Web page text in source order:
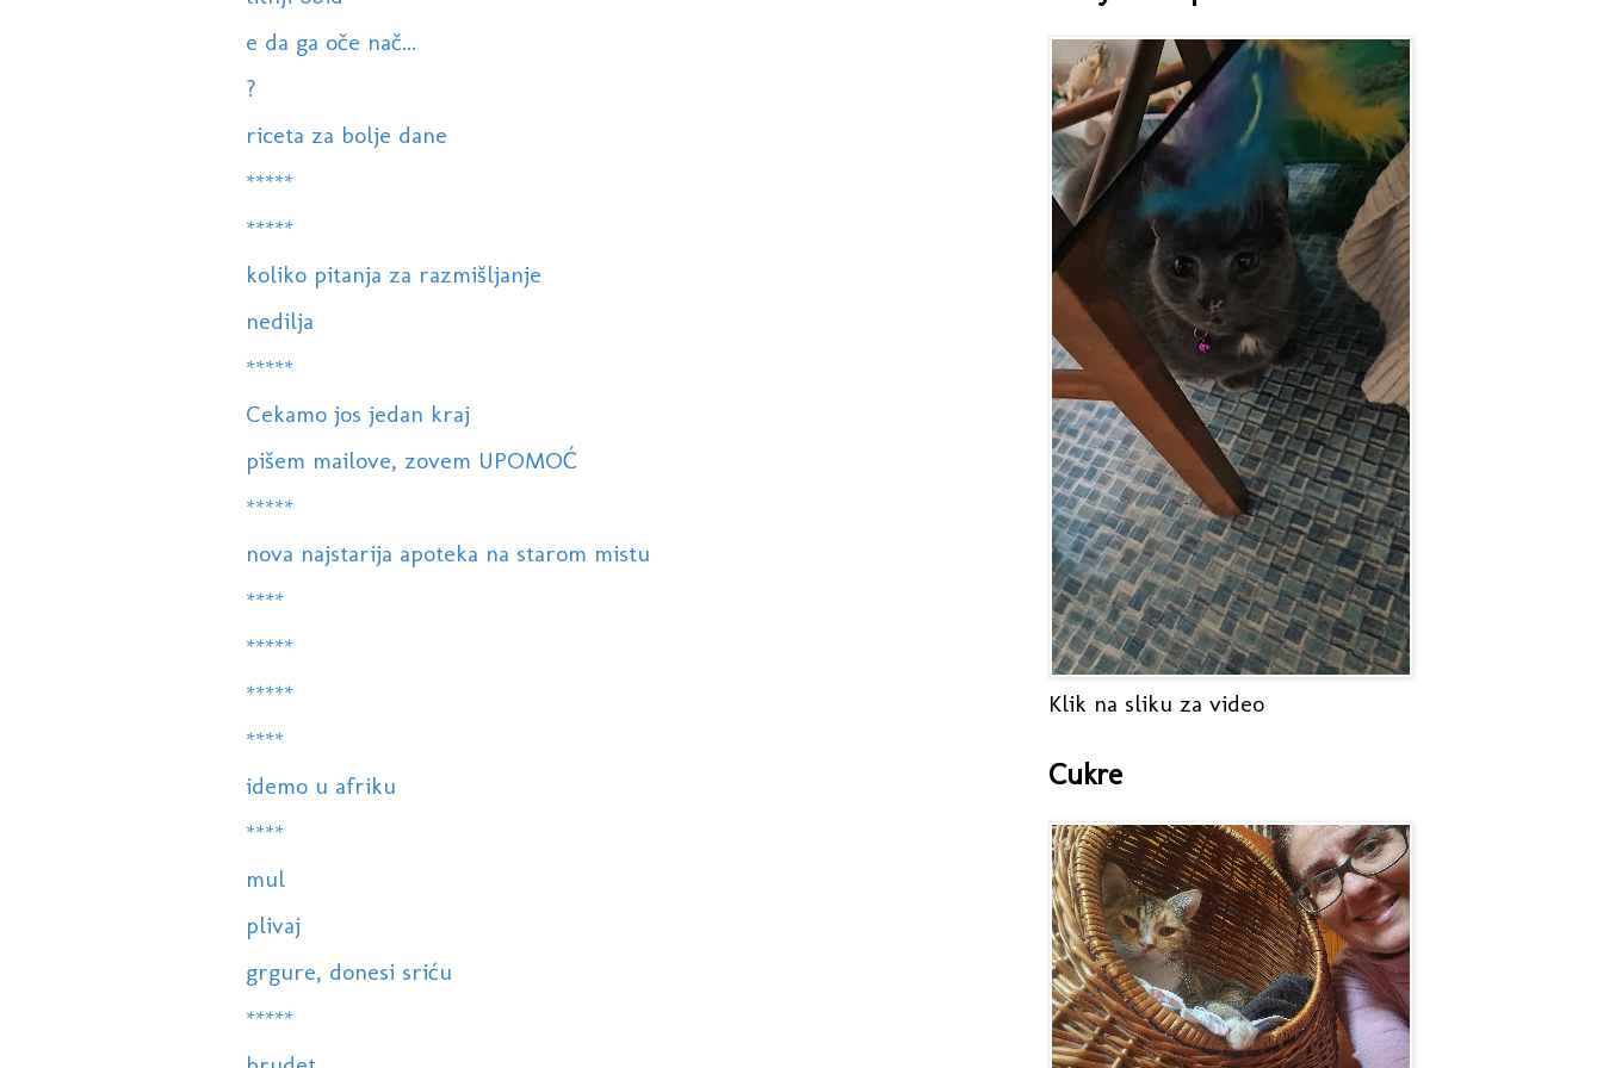
e da ga oče nač...
?
riceta za bolje dane
*****
*****
koliko pitanja za razmišljanje
nedilja
*****
Cekamo jos jedan kraj
pišem mailove, zovem UPOMOĆ
*****
nova najstarija apoteka na starom mistu
****
*****
*****
****
idemo u afriku
****
mul
plivaj
grgure, donesi sriću
*****
Klik na sliku za video
Cukre